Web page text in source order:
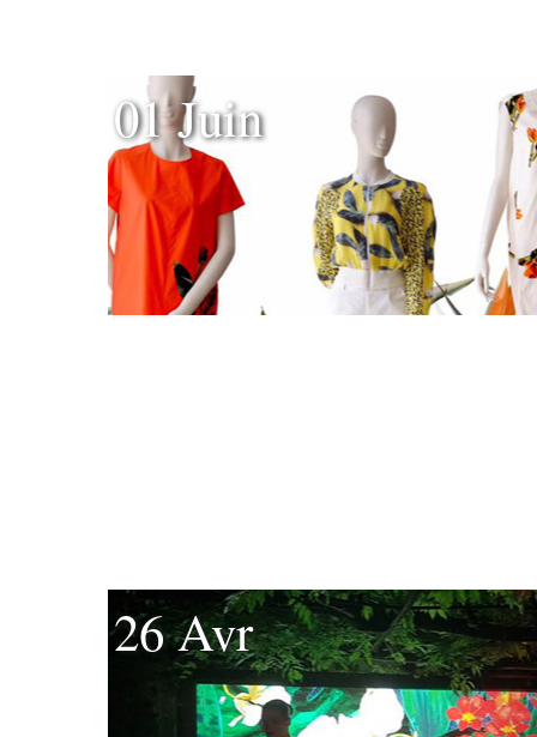
01 Juin
26 Avr